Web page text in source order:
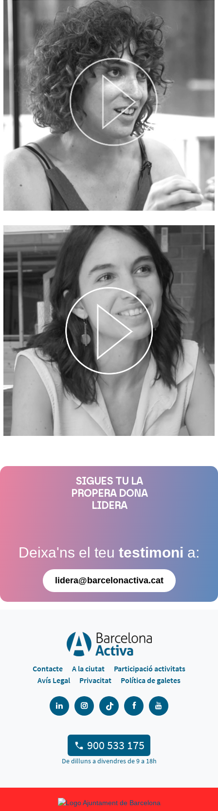
SIGUES TU LA
PROPERA DONA
LIDERA
Deixa'ns el teu testimoni a:
lidera@barcelonactiva.cat
Contacte A la ciutat
Participació activitats
Avís Legal
Privacitat Política de galetes
900 533 175
De dilluns a divendres de 9 a 18h